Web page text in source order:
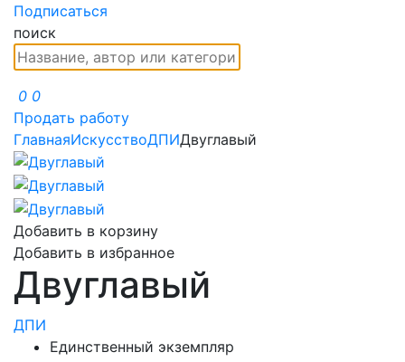
Подписаться
поиск
0 0
Продать работу
ГлавнаяИскусствоДПИДвуглавый
Добавить в корзину
Добавить в избранное
Двуглавый
ДПИ
Единственный экземпляр